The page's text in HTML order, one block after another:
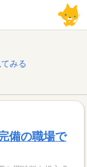
みる
備の職場で